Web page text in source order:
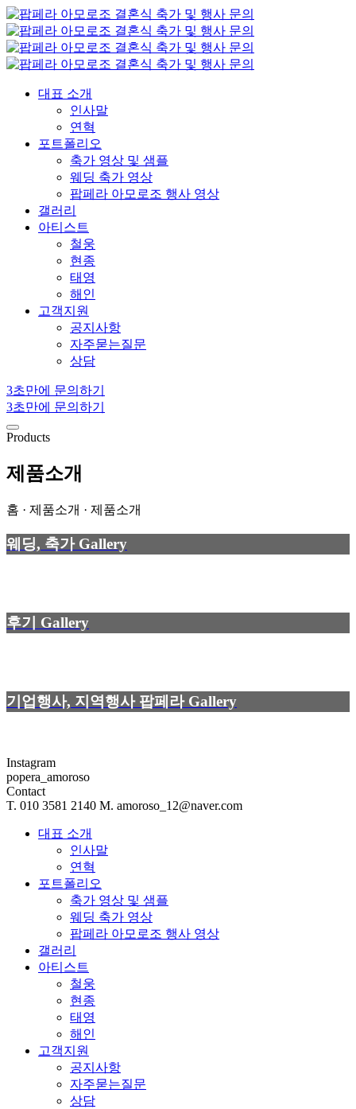
대표 소개
인사말
연혁
포트폴리오
축가 영상 및 샘플
웨딩 축가 영상
팝페라 아모로조 행사 영상
갤러리
아티스트
철웅
현종
태영
해인
고객지원
공지사항
자주묻는질문
상담
3초만에 문의하기
3초만에 문의하기
Products
제품소개
홈 · 제품소개 · 제품소개
웨딩, 축가 Gallery
후기 Gallery
기업행사, 지역행사 팝페라 Gallery
Instagram
popera_amoroso
Contact
T. 010 3581 2140 M. amoroso_12@naver.com
대표 소개
인사말
연혁
포트폴리오
축가 영상 및 샘플
웨딩 축가 영상
팝페라 아모로조 행사 영상
갤러리
아티스트
철웅
현종
태영
해인
고객지원
공지사항
자주묻는질문
상담